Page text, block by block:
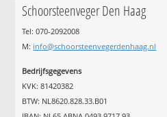
Schoorsteenveger Den Haag
Tel: 070-2092008
M: info@schoorsteenvegerdenhaag.nl
Bedrijfsgegevens
KVK: 81420382
BTW: NL8620.828.33.B01